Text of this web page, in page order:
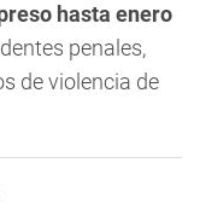
hasta enero
penales,
de violencia de